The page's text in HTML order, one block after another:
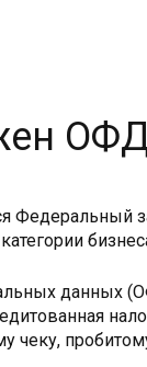
Федеральный
данных
чеку,